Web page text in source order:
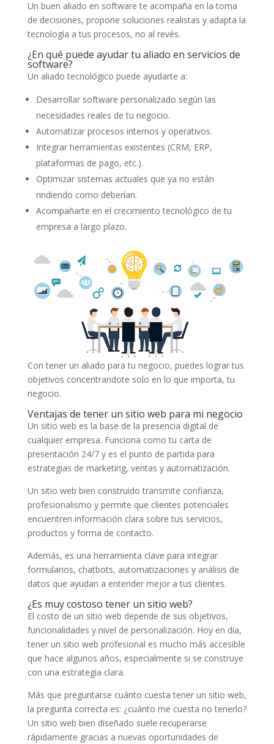
Un buen aliado en software te acompaña en la toma
de decisiones, propone soluciones realistas y adapta la
tecnología a tus procesos, no al revés.
¿En qué puede ayudar tu aliado en servicios de
software?
Un aliado tecnológico puede ayudarte a:
Desarrollar software personalizado según las
necesidades reales de tu negocio.
Automatizar procesos internos y operativos.
Integrar herramientas existentes (CRM, ERP,
plataformas de pago, etc.).
Optimizar sistemas actuales que ya no están
rindiendo como deberían.
Acompañarte en el crecimiento tecnológico de tu
empresa a largo plazo.
Con tener un aliado para tu negocio, puedes lograr tus
objetivos concentrandote solo en lo que importa, tu
negocio.
Ventajas de tener un sitio web para mi negocio
Un sitio web es la base de la presencia digital de
cualquier empresa. Funciona como tu carta de
presentación 24/7 y es el punto de partida para
estrategias de marketing, ventas y automatización.
Un sitio web bien construido transmite confianza,
profesionalismo y permite que clientes potenciales
encuentren información clara sobre tus servicios,
productos y forma de contacto.
Además, es una herramienta clave para integrar
formularios, chatbots, automatizaciones y análisis de
datos que ayudan a entender mejor a tus clientes.
¿Es muy costoso tener un sitio web?
El costo de un sitio web depende de sus objetivos,
funcionalidades y nivel de personalización. Hoy en día,
tener un sitio web profesional es mucho más accesible
que hace algunos años, especialmente si se construye
con una estrategia clara.
Más que preguntarse cuánto cuesta tener un sitio web,
la pregunta correcta es: ¿cuánto me cuesta no tenerlo?
Un sitio web bien diseñado suele recuperarse
rápidamente gracias a nuevas oportunidades de